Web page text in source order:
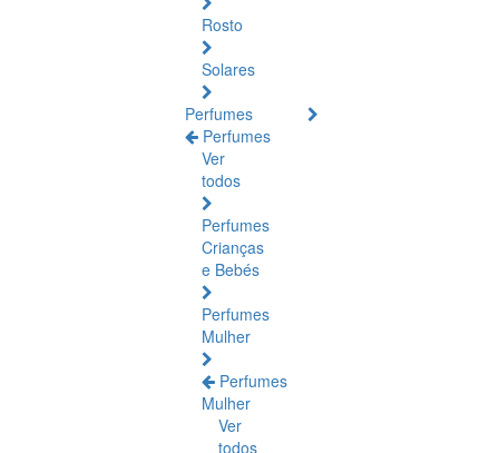
Rosto
Solares
Perfumes
Perfumes
Ver
todos
Perfumes
Crianças
e Bebés
Perfumes
Mulher
Perfumes
Mulher
Ver
todos